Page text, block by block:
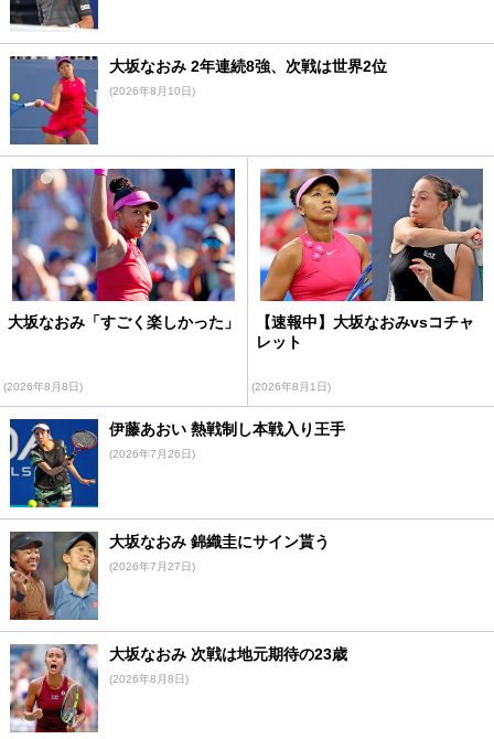
大坂なおみ 2年連続8強、次戦は世界2位
(2026年8月10日)
大坂なおみ「すごく楽しかった」
(2026年8月8日)
【速報中】大坂なおみvsコチャ
レット
(2026年8月1日)
伊藤あおい 熱戦制し本戦入り王手
(2026年7月26日)
大坂なおみ 錦織圭にサイン貰う
(2026年7月27日)
大坂なおみ 次戦は地元期待の23歳
(2026年8月8日)